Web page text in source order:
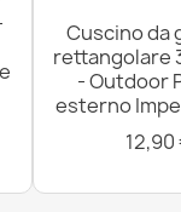
Cuscino da
rettangolare
- Outdoor
esterno
12,90